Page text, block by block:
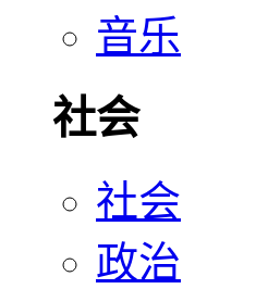
音乐
社会
社会
政治